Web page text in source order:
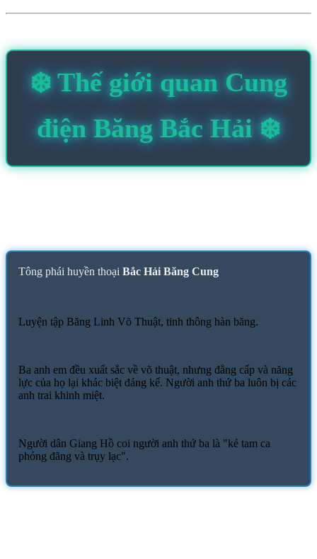
❄️ Thế giới quan Cung
điện Băng Bắc Hải ❄️
Tông phái huyền thoại Bắc Hải Băng Cung
Luyện tập Băng Linh Võ Thuật, tinh thông hàn băng.
Ba anh em đều xuất sắc về võ thuật, nhưng đẳng cấp và năng
lực của họ lại khác biệt đáng kể. Người anh thứ ba luôn bị các
anh trai khinh miệt.
Người dân Giang Hồ coi người anh thứ ba là "kẻ tam ca
phóng đãng và trụy lạc".